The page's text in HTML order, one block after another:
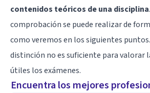
contenidos teóricos de una disciplina
comprobación se puede realizar de
como veremos en los siguientes
distinción no es suficiente para valorar
útiles los exámenes.
Encuentra los mejores